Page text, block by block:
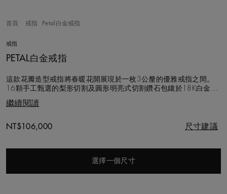
首頁 戒指 Petal白金戒指
戒指
PETAL白金戒指
這款花瓣造型戒指將春暖花開展現於一枚3公釐的優雅戒指之間。
16顆手工甄選的梨形切割及圓形明亮式切割鑽石包鑲於18K白金戒
超越130年的專業經驗為您詮釋這件不朽經典之作，選用的每顆鑽
繼續閱讀
Original price
NT$106,000 尺寸建議
選擇一個尺寸